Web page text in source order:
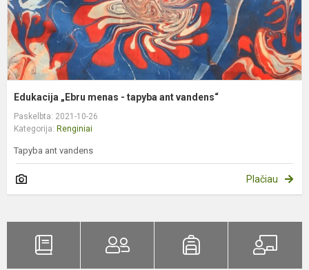
Edukacija „Ebru menas - tapyba ant vandens“
Paskelbta: 2021-10-26
Kategorija: Renginiai
Tapyba ant vandens
Plačiau